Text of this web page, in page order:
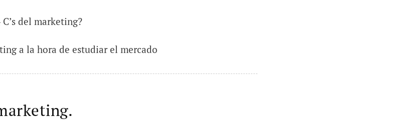
del marketing?
a la hora de estudiar el mercado